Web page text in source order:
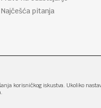
Najčešća pitanja
korisničkog iskustva. Ukoliko